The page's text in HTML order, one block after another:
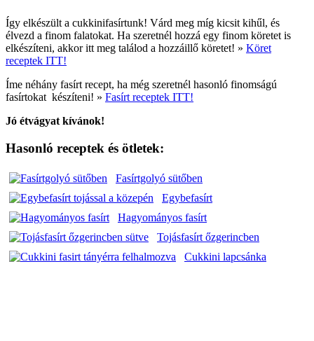
Így elkészült a cukkinifasírtunk! Várd meg míg kicsit kihűl, és
élvezd a finom falatokat. Ha szeretnél hozzá egy finom köretet is
elkészíteni, akkor itt meg találod a hozzáillő köretet! » Köret
receptek ITT!
Íme néhány fasírt recept, ha még szeretnél hasonló finomságú
fasírtokat készíteni! » Fasírt receptek ITT!
Jó étvágyat kívánok!
Hasonló receptek és ötletek:
Fasírtgolyó sütőben
Egybefasírt
Hagyományos fasírt
Tojásfasírt őzgerincben
Cukkini lapcsánka